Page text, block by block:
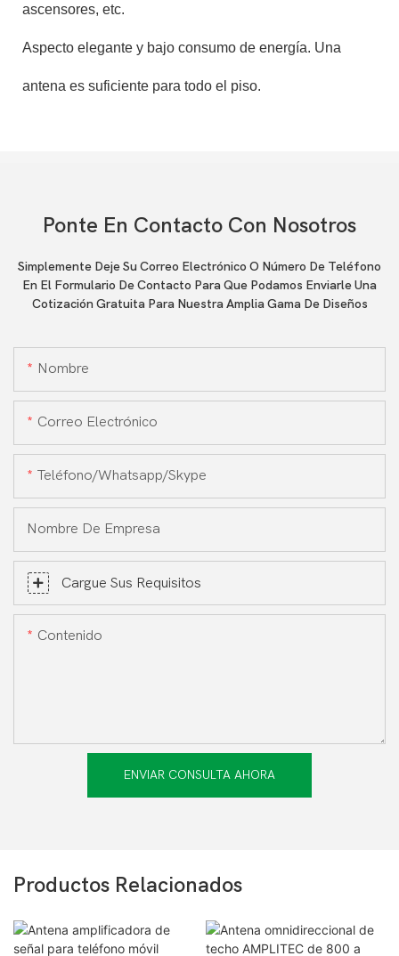
ascensores, etc.
Aspecto elegante y bajo consumo de energía. Una
antena es suficiente para todo el piso.
Ponte En Contacto Con Nosotros
Simplemente Deje Su Correo Electrónico O Número De Teléfono
En El Formulario De Contacto Para Que Podamos Enviarle Una
Cotización Gratuita Para Nuestra Amplia Gama De Diseños
Nombre
Correo Electrónico
Teléfono/whatsapp/skype
Nombre De Empresa
Cargue Sus Requisitos
Contenido
ENVIAR CONSULTA AHORA
Productos Relacionados